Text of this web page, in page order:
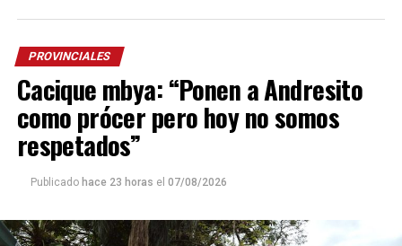
PROVINCIALES
Cacique mbya: “Ponen a Andresito
como prócer pero hoy no somos
respetados”
Publicado hace 23 horas el 07/08/2026